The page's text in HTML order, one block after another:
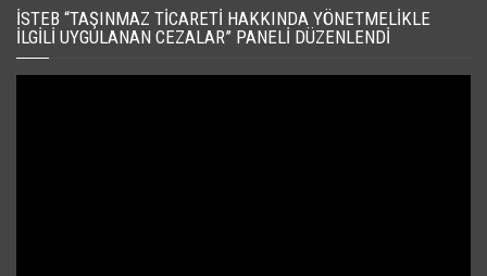
İSTEB “TAŞINMAZ TICARETI HAKKINDA YÖNETMELIKLE
İLGILI UYGULANAN CEZALAR” PANELI DÜZENLENDI